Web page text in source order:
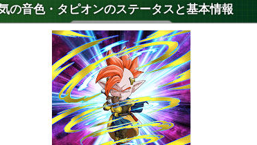
の音色・タピオンのステータスと基本情報